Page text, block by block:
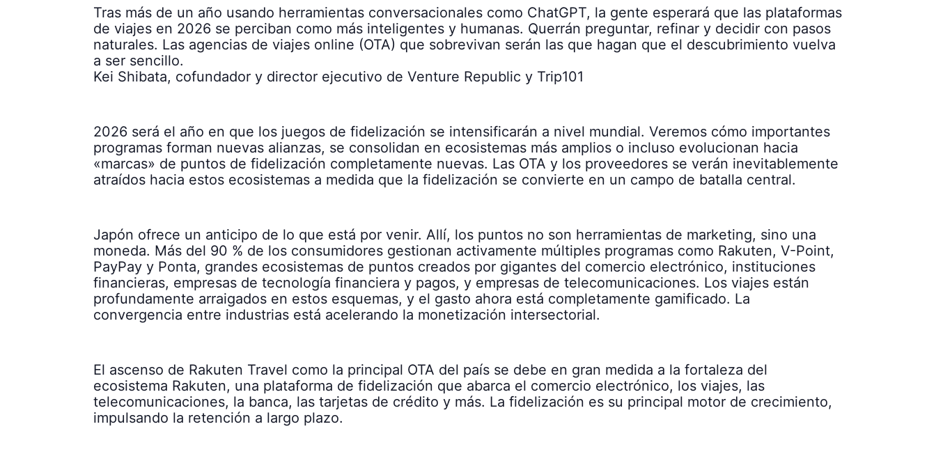
Tras más de un año usando herramientas conversacionales como ChatGPT, la gente esperará que las plataformas
de viajes en 2026 se perciban como más inteligentes y humanas. Querrán preguntar, refinar y decidir con pasos
naturales. Las agencias de viajes online (OTA) que sobrevivan serán las que hagan que el descubrimiento vuelva
a ser sencillo.
Kei Shibata, cofundador y director ejecutivo de Venture Republic y Trip101
2026 será el año en que los juegos de fidelización se intensificarán a nivel mundial. Veremos cómo importantes
programas forman nuevas alianzas, se consolidan en ecosistemas más amplios o incluso evolucionan hacia
«marcas» de puntos de fidelización completamente nuevas. Las OTA y los proveedores se verán inevitablemente
atraídos hacia estos ecosistemas a medida que la fidelización se convierte en un campo de batalla central.
Japón ofrece un anticipo de lo que está por venir. Allí, los puntos no son herramientas de marketing, sino una
moneda. Más del 90 % de los consumidores gestionan activamente múltiples programas como Rakuten, V-Point,
PayPay y Ponta, grandes ecosistemas de puntos creados por gigantes del comercio electrónico, instituciones
financieras, empresas de tecnología financiera y pagos, y empresas de telecomunicaciones. Los viajes están
profundamente arraigados en estos esquemas, y el gasto ahora está completamente gamificado. La
convergencia entre industrias está acelerando la monetización intersectorial.
El ascenso de Rakuten Travel como la principal OTA del país se debe en gran medida a la fortaleza del
ecosistema Rakuten, una plataforma de fidelización que abarca el comercio electrónico, los viajes, las
telecomunicaciones, la banca, las tarjetas de crédito y más. La fidelización es su principal motor de crecimiento,
impulsando la retención a largo plazo.